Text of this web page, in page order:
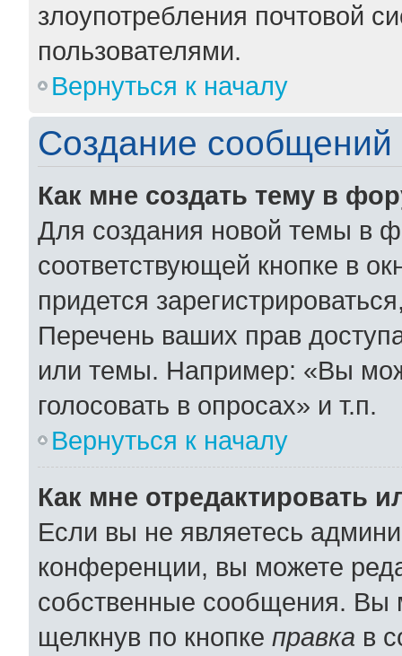
злоупотребления почтовой
пользователями.
Вернуться к началу
Создание сообщений
Как мне создать тему в
Для создания новой темы в
соответствующей кнопке в
придется
Перечень ваших прав
или темы. Например: «Вы
голосовать в опросах» и т.п.
Вернуться к началу
Как мне отредактировать
Если вы не являетесь
конференции, вы можете
собственные сообщения. Вы
щелкнув по кнопке правка в